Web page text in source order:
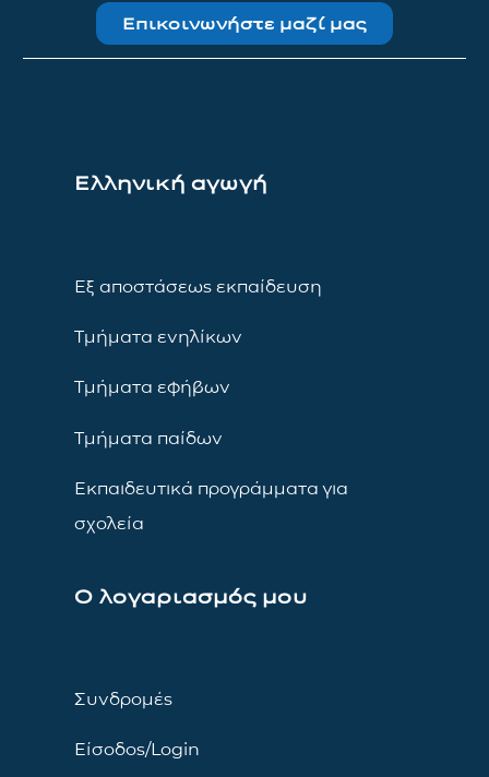
Επικοινωνήστε μαζί μας
Ελληνική αγωγή
Εξ αποστάσεως εκπαίδευση
Τμήματα ενηλίκων
Τμήματα εφήβων
Τμήματα παίδων
Εκπαιδευτικά προγράμματα για
σχολεία
Ο λογαριασμός μου
Συνδρομές
Είσοδος/Login